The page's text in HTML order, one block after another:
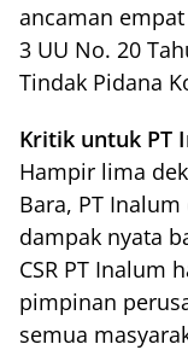
ancaman
3 UU No. 20
Tindak Pidana
Kritik untuk PT
Hampir lima
Bara, PT
dampak nyata
CSR PT Inalum
pimpinan
semua